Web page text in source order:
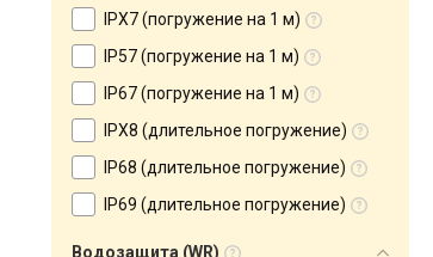
IPX7 (погружение на 1 м)
IP57 (погружение на 1 м)
IP67 (погружение на 1 м)
IPX8 (длительное погружение)
IP68 (длительное погружение)
IP69 (длительное погружение)
Водозащита (WR)